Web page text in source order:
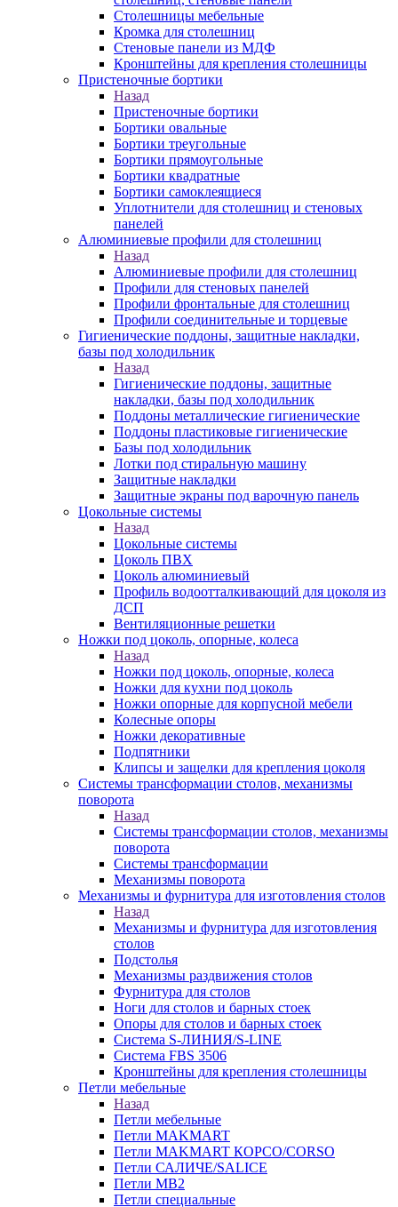
Столешницы мебельные
Кромка для столешниц
Стеновые панели из МДФ
Кронштейны для крепления столешницы
Пристеночные бортики
Назад
Пристеночные бортики
Бортики овальные
Бортики треугольные
Бортики прямоугольные
Бортики квадратные
Бортики самоклеящиеся
Уплотнители для столешниц и стеновых
панелей
Алюминиевые профили для столешниц
Назад
Алюминиевые профили для столешниц
Профили для стеновых панелей
Профили фронтальные для столешниц
Профили соединительные и торцевые
Гигиенические поддоны, защитные накладки,
базы под холодильник
Назад
Гигиенические поддоны, защитные
накладки, базы под холодильник
Поддоны металлические гигиенические
Поддоны пластиковые гигиенические
Базы под холодильник
Лотки под стиральную машину
Защитные накладки
Защитные экраны под варочную панель
Цокольные системы
Назад
Цокольные системы
Цоколь ПВХ
Цоколь алюминиевый
Профиль водоотталкивающий для цоколя из
ДСП
Вентиляционные решетки
Ножки под цоколь, опорные, колеса
Назад
Ножки под цоколь, опорные, колеса
Ножки для кухни под цоколь
Ножки опорные для корпусной мебели
Колесные опоры
Ножки декоративные
Подпятники
Клипсы и защелки для крепления цоколя
Системы трансформации столов, механизмы
поворота
Назад
Системы трансформации столов, механизмы
поворота
Системы трансформации
Механизмы поворота
Механизмы и фурнитура для изготовления столов
Назад
Механизмы и фурнитура для изготовления
столов
Подстолья
Механизмы раздвижения столов
Фурнитура для столов
Ноги для столов и барных стоек
Опоры для столов и барных стоек
Система S-ЛИНИЯ/S-LINE
Система FBS 3506
Кронштейны для крепления столешницы
Петли мебельные
Назад
Петли мебельные
Петли MAKMART
Петли MAKMART КОРСО/CORSO
Петли САЛИЧЕ/SALICE
Петли MB2
Петли специальные